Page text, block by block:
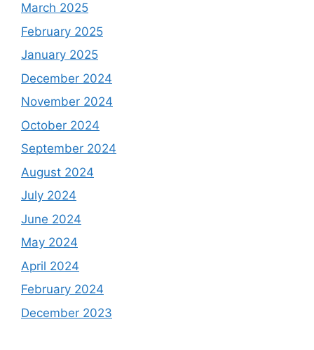
March 2025
February 2025
January 2025
December 2024
November 2024
October 2024
September 2024
August 2024
July 2024
June 2024
May 2024
April 2024
February 2024
December 2023